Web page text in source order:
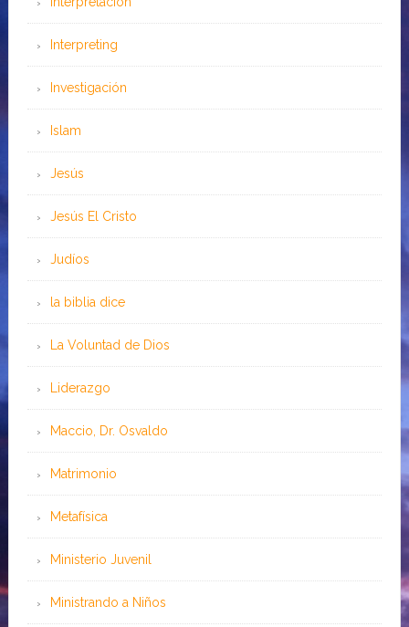
Interpreting
Investigación
Islam
Jesús
Jesús El Cristo
Judíos
la biblia dice
La Voluntad de Dios
Liderazgo
Maccio, Dr. Osvaldo
Matrimonio
Metafísica
Ministerio Juvenil
Ministrando a Niños